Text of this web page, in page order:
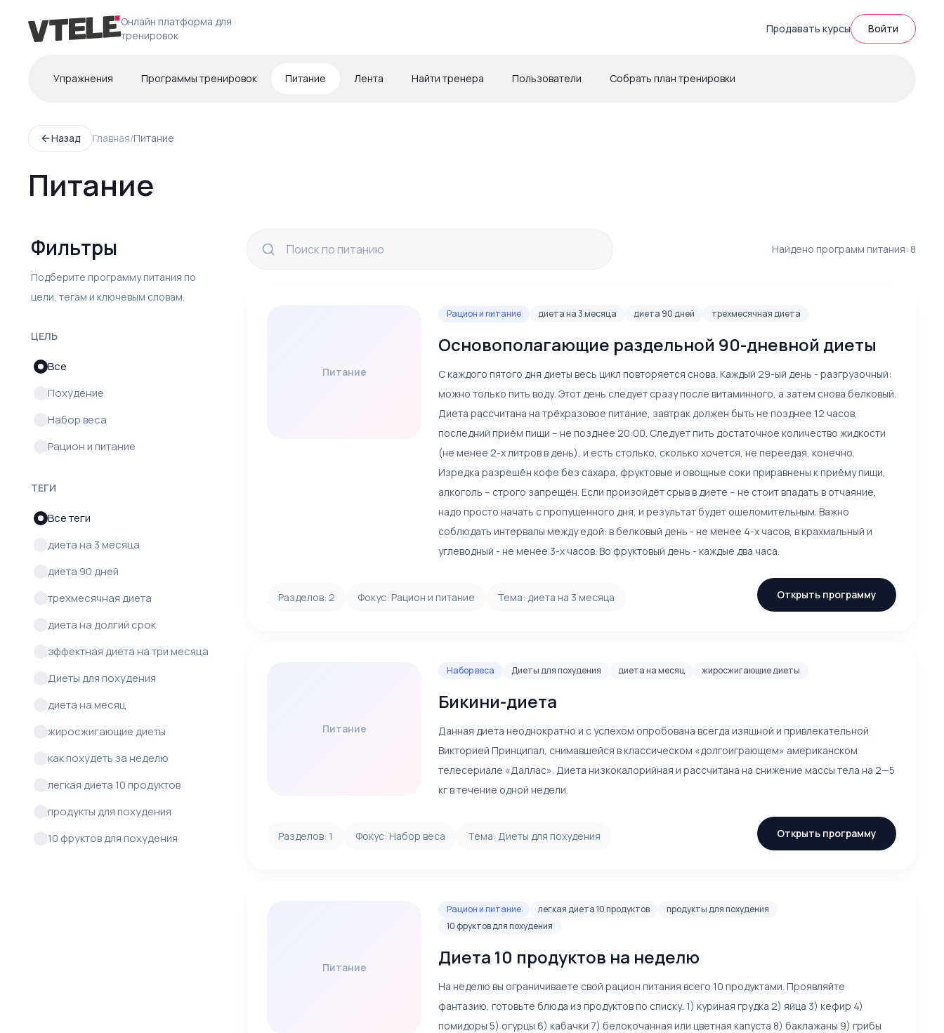
Онлайн платформа для
тренировок
Продавать курсы Войти
Упражнения Программы тренировок Питание Лента Найти тренера Пользователи Собрать план тренировки
Назад Главная/Питание
Питание
Фильтры
Подберите программу питания по
цели, тегам и ключевым словам.
ЦЕЛЬ
Все
Похудение
Набор веса
Рацион и питание
ТЕГИ
Все теги
диета на 3 месяца
диета 90 дней
трехмесячная диета
диета на долгий срок
эффектная диета на три месяца
Диеты для похудения
диета на месяц
жиросжигающие диеты
как похудеть за неделю
легкая диета 10 продуктов
продукты для похудения
10 фруктов для похудения
Найдено программ питания: 8
Питание
Рацион и питание диета на 3 месяца диета 90 дней трехмесячная диета
Основополагающие раздельной 90-дневной диеты
С каждого пятого дня диеты весь цикл повторяется снова. Каждый 29-ый день - разгрузочный:
можно только пить воду. Этот день следует сразу после витаминного, а затем снова белковый.
Диета рассчитана на трёхразовое питание, завтрак должен быть не позднее 12 часов,
последний приём пищи – не позднее 20:00. Следует пить достаточное количество жидкости
(не менее 2-х литров в день), и есть столько, сколько хочется, не переедая, конечно.
Изредка разрешён кофе без сахара, фруктовые и овощные соки приравнены к приёму пищи,
алкоголь – строго запрещён. Если произойдёт срыв в диете – не стоит впадать в отчаяние,
надо просто начать с пропущенного дня, и результат будет ошеломительным. Важно
соблюдать интервалы между едой: в белковый день - не менее 4-х часов, в крахмальный и
углеводный - не менее 3-х часов. Во фруктовый день - каждые два часа.
Разделов: 2 Фокус: Рацион и питание Тема: диета на 3 месяца Открыть программу
Питание
Набор веса Диеты для похудения диета на месяц жиросжигающие диеты
Бикини-диета
Данная диета неоднократно и с успехом опробована всегда изящной и привлекательной
Викторией Принципал, снимавшейся в классическом «долгоиграющем» американском
телесериале «Даллас». Диета низкокалорийная и рассчитана на снижение массы тела на 2—5
кг в течение одной недели.
Разделов: 1 Фокус: Набор веса Тема: Диеты для похудения Открыть программу
Питание
Рацион и питание легкая диета 10 продуктов
продукты для похудения
10 фруктов для похудения
Диета 10 продуктов на неделю
На неделю вы ограничиваете свой рацион питания всего 10 продуктами. Проявляйте
фантазию, готовьте блюда из продуктов по списку. 1) куриная грудка 2) яйца 3) кефир 4)
помидоры 5) огурцы 6) кабачки 7) белокочанная или цветная капуста 8) баклажаны 9) грибы